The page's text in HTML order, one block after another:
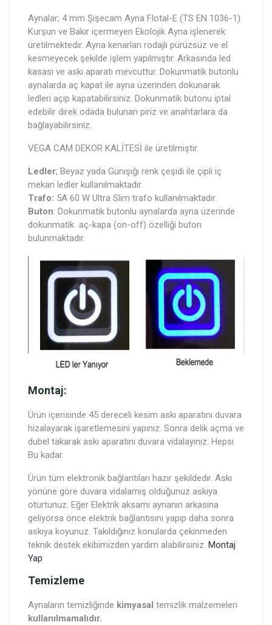
Aynalar; 4 mm Şişecam Ayna Flotal-E (TS EN 1036-1)
Kurşun ve Bakır içermeyen Ekolojik Ayna işlenerek
üretilmektedir. Ayna kenarları rodajlı pürüzsüz ve el
kesmeyecek şekilde işlem yapılmıştır. Arkasında led
kasası ve askı aparatı mevcuttur. Dokunmatik butonlu
aynalarda aç kapat ile ayna üzerinden dokunarak
ledleri açıp kapatabilirsiniz. Dokunmatik butonu iptal
edebilir direk odada bulunan piriz ve anahtarlara da
bağlayabilirsiniz.
VEGA CAM DEKOR KALİTESİ ile üretilmiştir.
Ledler; Beyaz yada Günışığı renk çeşidi ile çipli iç
mekan ledler kullanılmaktadır.
Trafo: 5A 60 W Ultra Slim trafo kullanılmaktadır.
Buton: Dokunmatik butonlu aynalarda ayna üzerinde
dokunmatik aç-kapa (on-off) özelliği buton
bulunmaktadır.
Montaj:
Ürün içerisinde 45 dereceli kesim askı aparatını duvara
hizalayarak işaretlemesini yapınız. Sonra delik açma ve
dubel takarak askı aparatını duvara vidalayınız. Hepsi
Bu kadar.
Ürün tüm elektronik bağlantıları hazır şekildedir. Askı
yönüne göre duvara vidalamış olduğunuz askıya
oturtunuz. Eğer Elektrik aksamı aynanın arkasına
geliyorsa önce elektrik bağlantısını yapıp daha sonra
askıya koyunuz. Takıldığınız konularda çekinmeden
teknik destek ekibimizden yardım alabilirsiniz. Montaj
Yap
Temizleme
Aynaların temizliğinde kimyasal temizlik malzemeleri
kullanılmamalıdır.